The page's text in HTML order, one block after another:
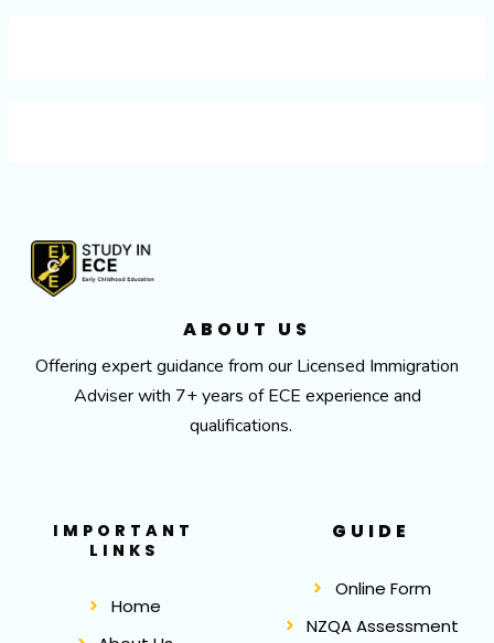
ABOUT US
Offering expert guidance from our Licensed Immigration
Adviser with 7+ years of ECE experience and
qualifications.
IMPORTANT
LINKS
Home
GUIDE
Online Form
NZQA Assessment